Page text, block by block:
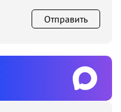
Отправить